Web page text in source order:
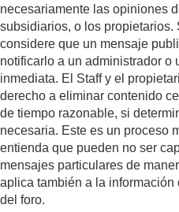
necesariamente las opiniones
subsidiarios, o los
considere que un mensaje
notificarlo a un administrador o
inmediata. El Staff y el
derecho a eliminar contenido
de tiempo razonable, si
necesaria. Este es un proceso
entienda que pueden no ser
mensajes particulares de
aplica también a la
del foro.